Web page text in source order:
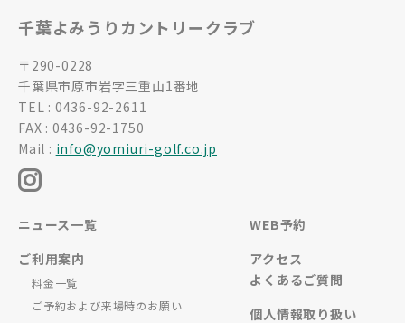
千葉よみうりカントリークラブ
〒290-0228
千葉県市原市岩字三重山1番地
TEL : 0436-92-2611
FAX : 0436-92-1750
Mail : info@yomiuri-golf.co.jp
ニュース一覧
ご利用案内
料金一覧
ご予約および来場時のお願い
WEB予約
アクセス
よくあるご質問
個人情報取り扱い